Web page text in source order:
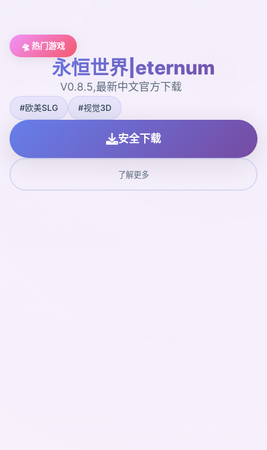
🛸 热门游戏
永恒世界|eternum
V0.8.5,最新中文官方下载
#欧美SLG #视觉3D
安全下载
了解更多